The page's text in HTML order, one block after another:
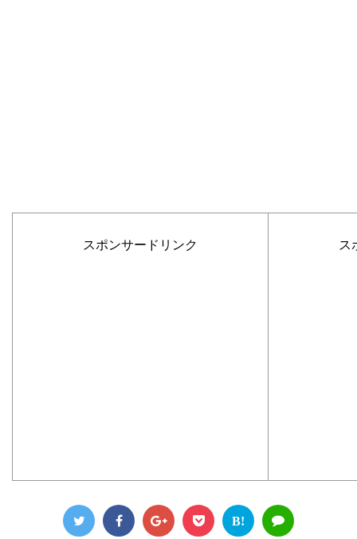
スポンサードリンク ス
B!